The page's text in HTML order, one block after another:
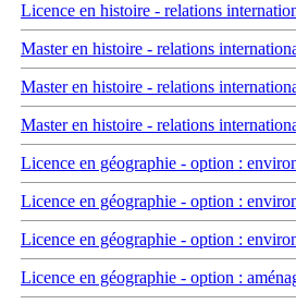
Licence en histoire - relations
Master en histoire - relations
Master en histoire - relations
Master en histoire - relations
Licence en géographie - option :
Licence en géographie - option :
Licence en géographie - option :
Licence en géographie - option :